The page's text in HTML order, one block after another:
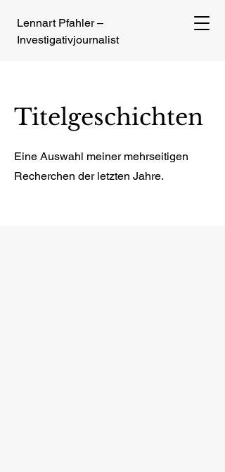
Lennart Pfahler –
Investigativjournalist
Titelgeschichten
Eine Auswahl meiner mehrseitigen
Recherchen der letzten Jahre.